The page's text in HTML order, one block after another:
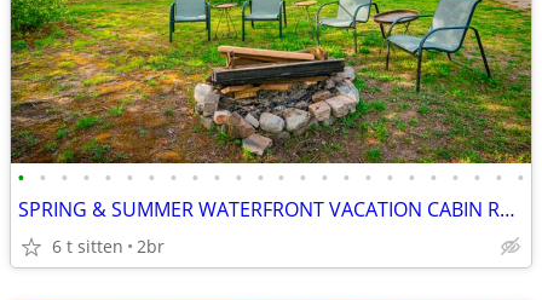
• • • • • • • • • • • • • • • • • • • • • • • •
SPRING & SUMMER WATERFRONT VACATION CABIN RENTALS in ROXBURY MAINE
6 t sitten 2br